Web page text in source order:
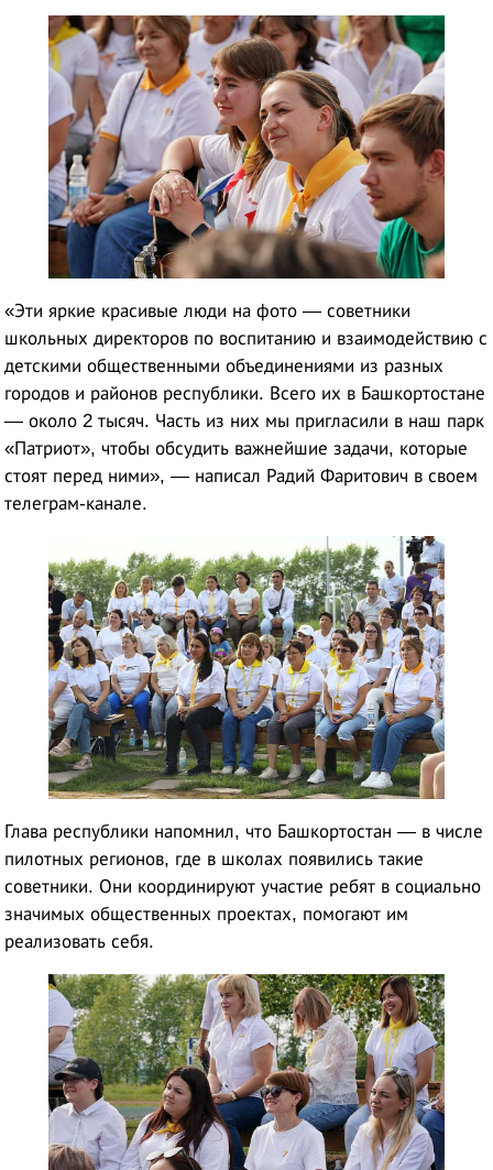
«Эти яркие красивые люди на фото — советники
школьных директоров по воспитанию и взаимодействию с
детскими общественными объединениями из разных
городов и районов республики. Всего их в Башкортостане
— около 2 тысяч. Часть из них мы пригласили в наш парк
«Патриот», чтобы обсудить важнейшие задачи, которые
стоят перед ними», — написал Радий Фаритович в своем
телеграм-канале.
Глава республики напомнил, что Башкортостан — в числе
пилотных регионов, где в школах появились такие
советники. Они координируют участие ребят в социально
значимых общественных проектах, помогают им
реализовать себя.